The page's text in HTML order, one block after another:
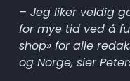
– Jeg liker veldig
for mye tid ved å
shop» for alle
og Norge, sier